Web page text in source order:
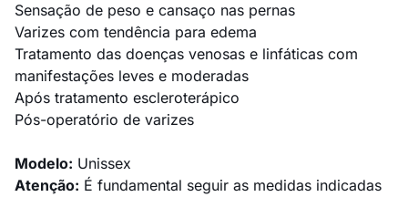
Sensação de peso e cansaço nas pernas
Varizes com tendência para edema
Tratamento das doenças venosas e linfáticas com
manifestações leves e moderadas
Após tratamento escleroterápico
Pós-operatório de varizes
Modelo: Unissex
Atenção: É fundamental seguir as medidas indicadas